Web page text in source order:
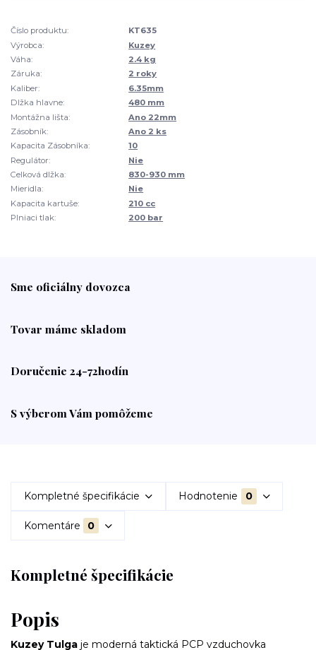
Číslo produktu:
KT635
Výrobca:
Kuzey
Váha:
2.4 kg
Záruka:
2 roky
Kaliber:
6.35mm
Dlžka hlavne:
480 mm
Montážna lišta:
Ano 22mm
Zásobník:
Ano 2 ks
Kapacita Zásobníka:
10
Regulátor:
Nie
Celková dlžka:
830-930 mm
Mieridla:
Nie
Kapacita kartuše:
210 cc
Plniaci tlak:
200 bar
Sme oficiálny dovozca
Tovar máme skladom
Doručenie 24-72hodín
S výberom Vám pomôžeme
Kompletné špecifikácie Hodnotenie 0
Komentáre 0
Kompletné špecifikácie
Popis
Kuzey Tulga je moderná taktická PCP vzduchovka